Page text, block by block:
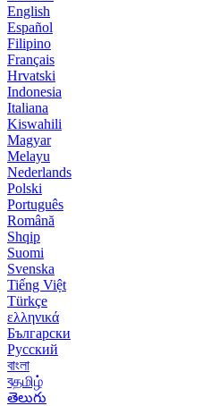
English
Español
Filipino
Français
Hrvatski
Indonesia
Italiana
Kiswahili
Magyar
Melayu
Nederlands
Polski
Português
Română
Shqip
Suomi
Svenska
Tiếng Việt
Türkçe
ελληνικά
Български
Русский
বাংলা
বதமிழ்
తెలుగు